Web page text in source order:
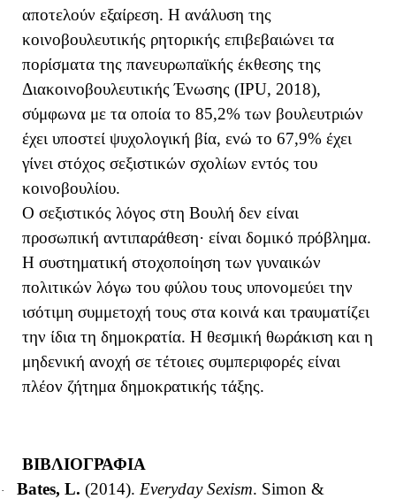
αποτελούν εξαίρεση. Η ανάλυση της
κοινοβουλευτικής ρητορικής επιβεβαιώνει τα
πορίσματα της πανευρωπαϊκής έκθεσης της
Διακοινοβουλευτικής Ένωσης (IPU, 2018),
σύμφωνα με τα οποία το 85,2% των βουλευτριών
έχει υποστεί ψυχολογική βία, ενώ το 67,9% έχει
γίνει στόχος σεξιστικών σχολίων εντός του
κοινοβουλίου.
Ο σεξιστικός λόγος στη Βουλή δεν είναι
προσωπική αντιπαράθεση· είναι δομικό πρόβλημα.
Η συστηματική στοχοποίηση των γυναικών
πολιτικών λόγω του φύλου τους υπονομεύει την
ισότιμη συμμετοχή τους στα κοινά και τραυματίζει
την ίδια τη δημοκρατία. Η θεσμική θωράκιση και η
μηδενική ανοχή σε τέτοιες συμπεριφορές είναι
πλέον ζήτημα δημοκρατικής τάξης.
ΒΙΒΛΙΟΓΡΑΦΙΑ
· Bates, L. (2014). Everyday Sexism. Simon &